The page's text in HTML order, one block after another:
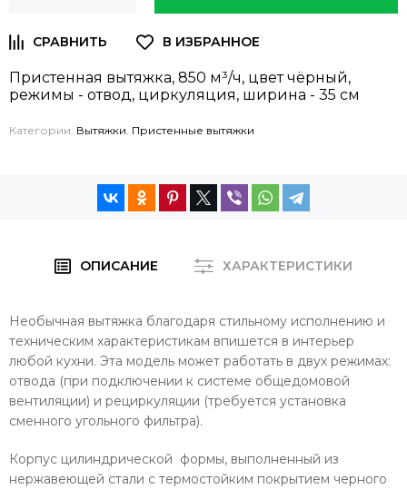
Пристенная вытяжка, 850 м³/ч, цвет чёрный,
режимы - отвод, циркуляция, ширина - 35 см
Категории: Вытяжки, Пристенные вытяжки
ОПИСАНИЕ ХАРАКТЕРИСТИКИ
Необычная вытяжка благодаря стильному исполнению и
техническим характеристикам впишется в интерьер
любой кухни. Эта модель может работать в двух режимах:
отвода (при подключении к системе общедомовой
вентиляции) и рециркуляции (требуется установка
сменного угольного фильтра).
Корпус цилиндрической формы, выполненный из
нержавеющей стали с термостойким покрытием черного